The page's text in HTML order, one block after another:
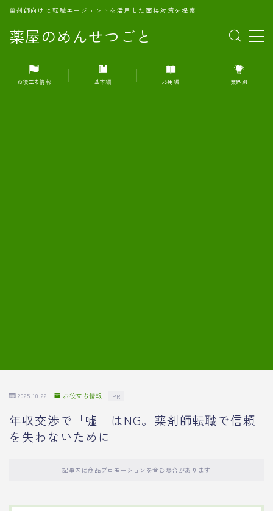
薬屋のめんせつごと
薬剤師向けに転職エージェントを活用した面接対策を提案
MENU
1.転職エージェントとは何か？
お役立ち情報 基本編 応用編 業界別
2025.10.22 お役立ち情報 PR
年収交渉で「嘘」はNG。薬剤師転職で信頼
を失わないために
記事内に商品プロモーションを含む場合があります